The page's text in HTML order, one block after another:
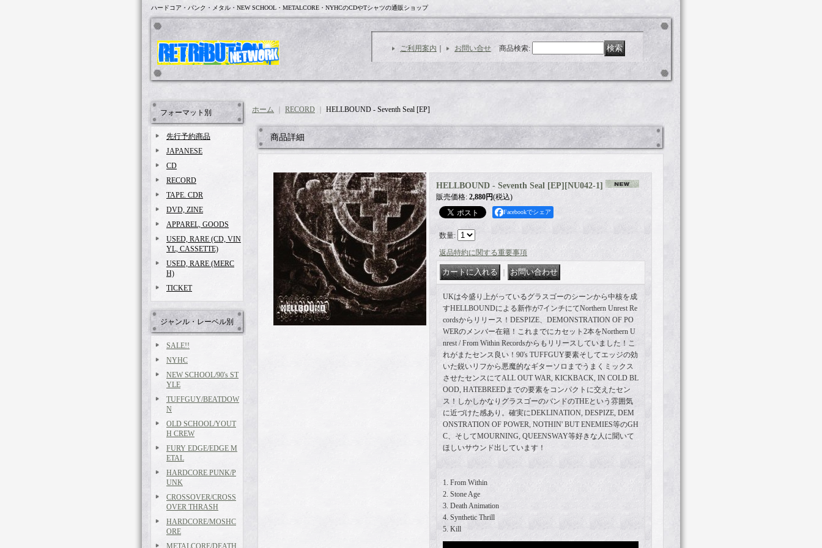
ハードコア・パンク・メタル・NEW SCHOOL・METALCORE・NYHCのCDやTシャツの通販ショップ
ご利用案内 お問い合せ 商品検索:
フォーマット別
先行予約商品
JAPANESE
CD
RECORD
TAPE. CDR
DVD, ZINE
APPAREL, GOODS
USED, RARE (CD, VIN
YL, CASSETTE)
USED, RARE (MERC
H)
TICKET
ジャンル・レーベル別
SALE!!
NYHC
NEW SCHOOL/90's ST
YLE
TUFFGUY/BEATDOW
N
OLD SCHOOL/YOUT
H CREW
FURY EDGE/EDGE M
ETAL
HARDCORE PUNK/P
UNK
CROSSOVER/CROSS
OVER THRASH
HARDCORE/MOSHC
ORE
METALCORE/DEATH
ホーム RECORD HELLBOUND - Seventh Seal [EP]
商品詳細
HELLBOUND - Seventh Seal [EP] [NU042-1]
販売価格: 2,880円(税込)
Facebookでシェア
数量:
返品特約に関する重要事項
UKは今盛り上がっているグラスゴーのシーンから中核を成
すHELLBOUNDによる新作が7インチにてNorthern Unrest Re
cordsからリリース！DESPIZE、DEMONSTRATION OF PO
WERのメンバー在籍！これまでにカセット2本をNorthern U
nrest / From Within Recordsからもリリースしていました！こ
れがまたセンス良い！90's TUFFGUY要素そしてエッジの効
いた鋭いリフから悪魔的なギターソロまでうまくミックス
させたセンスにてALL OUT WAR, KICKBACK, IN COLD BL
OOD, HATEBREEDまでの要素をコンパクトに交えたセン
ス！しかしかなりグラスゴーのバンドのTHEという雰囲気
に近づけた感あり。確実にDEKLINATION, DESPIZE, DEM
ONSTRATION OF POWER, NOTHIN' BUT ENEMIES等のGH
C、そしてMOURNING, QUEENSWAY等好きな人に聞いて
ほしいサウンド出しています！
1. From Within
2. Stone Age
3. Death Animation
4. Synthetic Thrill
5. Kill